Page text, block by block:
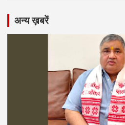
अन्य ख़बरें